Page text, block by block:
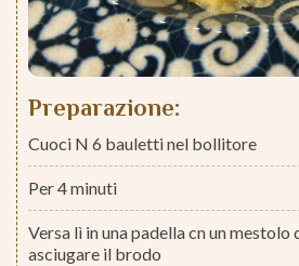
Preparazione:
Cuoci N 6 bauletti nel bollitore
Per 4 minuti
Versa lì in una padella cn un
asciugare il brodo